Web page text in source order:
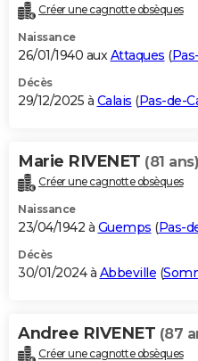
Destinations
City break
Voyage nature
Voyage de noces
Forum
Climat
+PHOTO
GUIDES D'ACHAT
BONS PLANS
Carte de Noël
Carte Bonne année
Carte Saint-Valentin
Carte Pâques
Carte d'anniversaire
DICTIONNAIRE
Dictionnaire
Biographies
Citations
Expressions
Proverbes
PROGRAMME TV
S'inscrire
Se connecter
Lycées
Collèges
Primaires
Universités
Entreprises
Service militaire
Avis de recherche
AVIS DE DÉCÈS
Bricolage
Lifestyle
Culture
Sport
Auto
Television
Voyage
Cinema
Créer une cagnotte obsèques
Naissance
26/01/1940 auxAttaques (
Décès
29/12/2025 à Calais (Pas-de-
Marie RIVENET (81 ans)
Créer une cagnotte obsèques
Naissance
23/04/1942 à Guemps (Pas-
Décès
30/01/2024 à Abbeville (
Andree RIVENET (87
Créer une cagnotte obsèques